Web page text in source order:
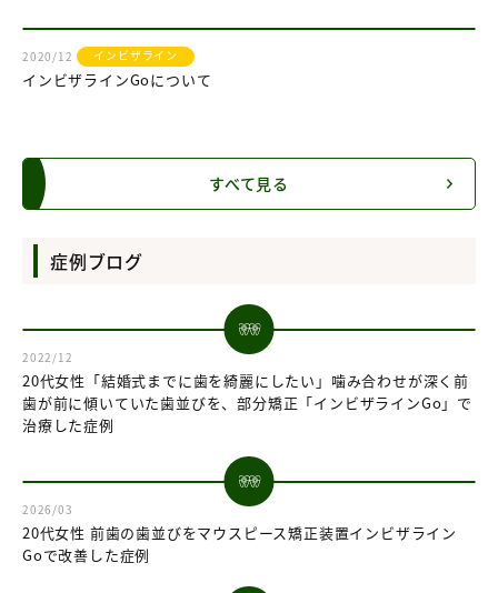
2020/12 インビザライン
インビザラインGoについて
すべて見る
症例ブログ
2022/12
20代女性「結婚式までに歯を綺麗にしたい」噛み合わせが深く前
歯が前に傾いていた歯並びを、部分矯正「インビザラインGo」で
治療した症例
2026/03
20代女性 前歯の歯並びをマウスピース矯正装置インビザライン
Goで改善した症例